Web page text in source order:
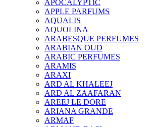
APOCALYPTIC
APPLE PARFUMS
AQUALIS
AQUOLINA
ARABESQUE PERFUMES
ARABIAN OUD
ARABIC PERFUMES
ARAMIS
ARAXI
ARD AL KHALEEJ
ARD AL ZAAFARAN
AREEJ LE DORE
ARIANA GRANDE
ARMAF